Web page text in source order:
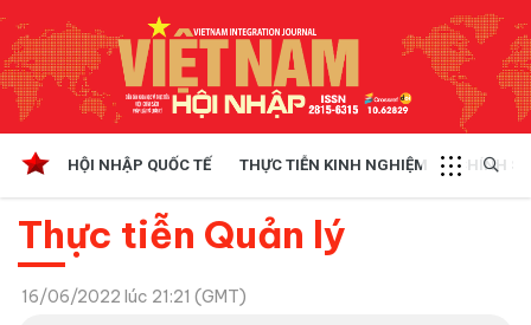
HỘI NHẬP QUỐC TẾ THỰC TIỄN KINH NGHIỆM CHÍNH
Thực tiễn Quản lý
16/06/2022 lúc 21:21 (GMT)